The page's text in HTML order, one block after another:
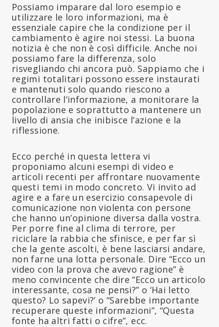
Possiamo imparare dal loro esempio e
utilizzare le loro informazioni, ma è
essenziale capire che la condizione per il
cambiamento è agire noi stessi. La buona
notizia è che non è così difficile. Anche noi
possiamo fare la differenza, solo
risvegliando chi ancora può. Sappiamo che i
regimi totalitari possono essere instaurati
e mantenuti solo quando riescono a
controllare l’informazione, a monitorare la
popolazione e soprattutto a mantenere un
livello di ansia che inibisce l’azione e la
riflessione.
Ecco perché in questa lettera vi
proponiamo alcuni esempi di video e
articoli recenti per affrontare nuovamente
questi temi in modo concreto. Vi invito ad
agire e a fare un esercizio consapevole di
comunicazione non violenta con persone
che hanno un’opinione diversa dalla vostra.
Per porre fine al clima di terrore, per
riciclare la rabbia che sfinisce, e per far sì
che la gente ascolti, è bene lasciarsi andare,
non farne una lotta personale. Dire “Ecco un
video con la prova che avevo ragione” è
meno convincente che dire “Ecco un articolo
interessante, cosa ne pensi?” o ‘Hai letto
questo? Lo sapevi?’ o “Sarebbe importante
recuperare queste informazioni”, “Questa
fonte ha altri fatti o cifre”, ecc.